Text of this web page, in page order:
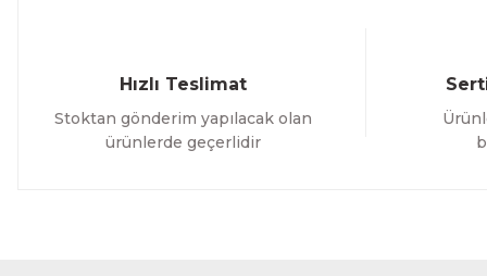
Hızlı Teslimat
Stoktan gönderim yapılacak olan
ürünlerde geçerlidir